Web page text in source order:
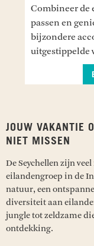
Combineer de
passen en
bijzondere
uitgestippelde
JOUW VAKANTIE
NIET MISSEN
De Seychellen zijn
eilandengroep in de
natuur, een
diversiteit aan
jungle tot zeldzame
ontdekking.